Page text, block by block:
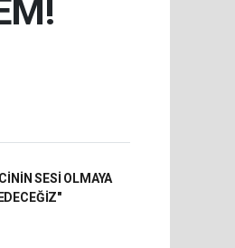
SESİ OLMAYA